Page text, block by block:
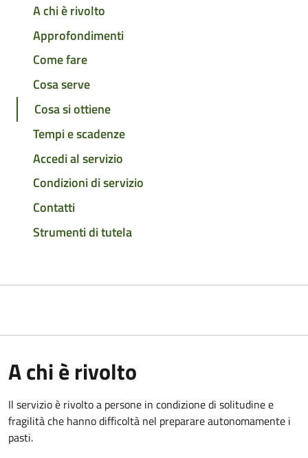
A chi è rivolto
Approfondimenti
Come fare
Cosa serve
Cosa si ottiene
Tempi e scadenze
Accedi al servizio
Condizioni di servizio
Contatti
Strumenti di tutela
A chi è rivolto
Il servizio è rivolto a persone in condizione di solitudine e
fragilità che hanno difficoltà nel preparare autonomamente i
pasti.